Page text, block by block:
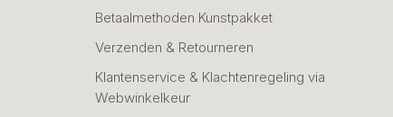
Betaalmethoden Kunstpakket
Verzenden & Retourneren
Klantenservice & Klachtenregeling via
Webwinkelkeur